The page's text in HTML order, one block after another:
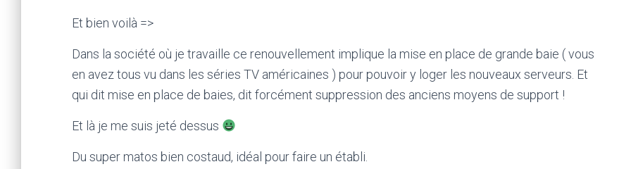
Et bien voilà =>
Dans la société où je travaille ce renouvellement implique la mise en place de grande baie ( vous
en avez tous vu dans les séries TV américaines ) pour pouvoir y loger les nouveaux serveurs. Et
qui dit mise en place de baies, dit forcément suppression des anciens moyens de support !
Et là je me suis jeté dessus
Du super matos bien costaud, idéal pour faire un établi.